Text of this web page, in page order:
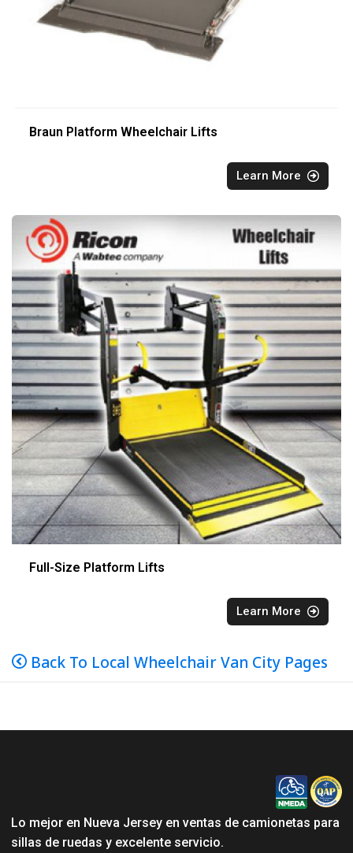
Braun Platform Wheelchair Lifts
Learn More
Full-Size Platform Lifts
Learn More
Back To Local Wheelchair Van City Pages
Lo mejor en Nueva Jersey en ventas de camionetas para
sillas de ruedas y excelente servicio.